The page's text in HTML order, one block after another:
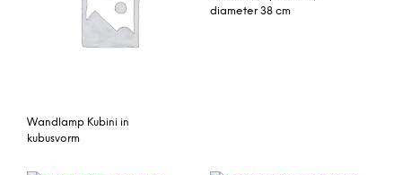
Wandlamp Kubini in
kubusvorm
diameter 38 cm